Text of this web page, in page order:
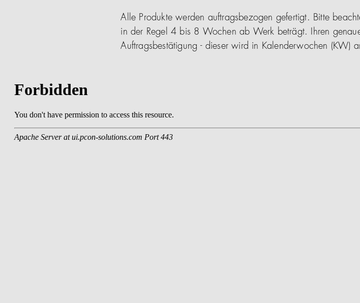
Alle Produkte werden auftragsbezogen gefertigt. Bitte
in der Regel 4 bis 8 Wochen ab Werk beträgt. Ihren
Auftragsbestätigung - dieser wird in Kalenderwochen (KW)